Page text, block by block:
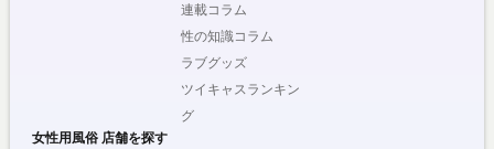
連載コラム
性の知識コラム
ラブグッズ
ツイキャスランキン
グ
女性用風俗 店舗を探す